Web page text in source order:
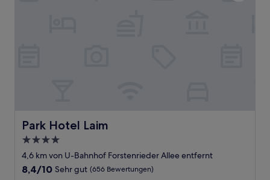
Park Hotel Laim
Park Hotel Laim
4.0-
Sterne-
Unterkunft
4,6 km von U-Bahnhof Forstenrieder Allee entfernt
8.4
8,4/10 Sehr gut (656 Bewertungen)